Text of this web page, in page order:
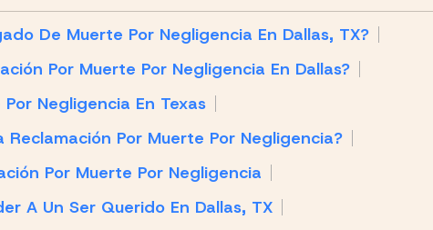
De Muerte Por Negligencia En Dallas, TX?
Por Muerte Por Negligencia En Dallas?
Negligencia En Texas
Reclamación Por Muerte Por Negligencia?
Por Muerte Por Negligencia
A Un Ser Querido En Dallas, TX